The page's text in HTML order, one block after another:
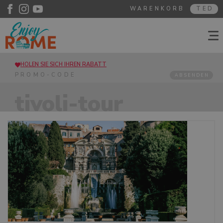
TED
WARENKORB
HOLEN SIE SICH IHREN RABATT
ABSENDEN
tivoli-tour